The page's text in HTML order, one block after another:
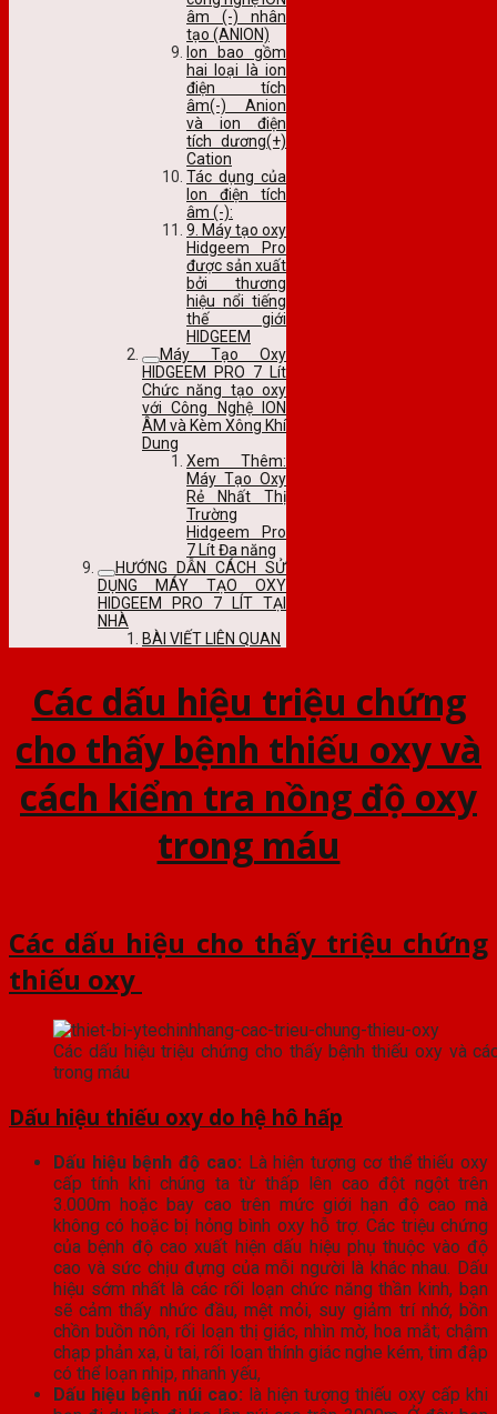
âm (-) nhân
tạo (ANION)
Ion bao gồm
hai loại là ion
điện tích
âm(-) Anion
và ion điện
tích dương(+)
Cation
Tác dụng của
Ion điện tích
âm (-):
9. Máy tạo oxy
Hidgeem Pro
được sản xuất
bởi thương
hiệu nổi tiếng
thế giới
HIDGEEM
Máy Tạo Oxy
HIDGEEM PRO 7 Lít
Chức năng tạo oxy
với Công Nghệ ION
ÂM và Kèm Xông Khí
Dung
Xem Thêm:
Máy Tạo Oxy
Rẻ Nhất Thị
Trường
Hidgeem Pro
7 Lít Đa năng
HƯỚNG DẪN CÁCH SỬ
DỤNG MÁY TẠO OXY
HIDGEEM PRO 7 LÍT TẠI
NHÀ
BÀI VIẾT LIÊN QUAN
Các dấu hiệu triệu chứng
cho thấy bệnh thiếu oxy và
cách kiểm tra nồng độ oxy
trong máu
Các dấu hiệu cho thấy triệu chứng
thiếu oxy
Các dấu hiệu triệu chứng cho thấy bệnh thiếu oxy và
trong máu
Dấu hiệu thiếu oxy do hệ hô hấp
Dấu hiệu bệnh độ cao: Là hiện tượng cơ thể thiếu oxy
cấp tính khi chúng ta từ thấp lên cao đột ngột trên
3.000m hoặc bay cao trên mức giới hạn độ cao mà
không có hoặc bị hỏng bình oxy hỗ trợ. Các triệu chứng
của bệnh độ cao xuất hiện dấu hiệu phụ thuộc vào độ
cao và sức chịu đựng của mỗi người là khác nhau. Dấu
hiệu sớm nhất là các rối loạn chức năng thần kinh, bạn
sẽ cảm thấy nhức đầu, mệt mỏi, suy giảm trí nhớ, bồn
chồn buồn nôn, rối loạn thị giác, nhìn mờ, hoa mắt; chậm
chạp phản xạ, ù tai, rối loạn thính giác nghe kém, tim đập
có thể loạn nhịp, nhanh yếu,
Dấu hiệu bệnh núi cao: là hiện tượng thiếu oxy cấp khi